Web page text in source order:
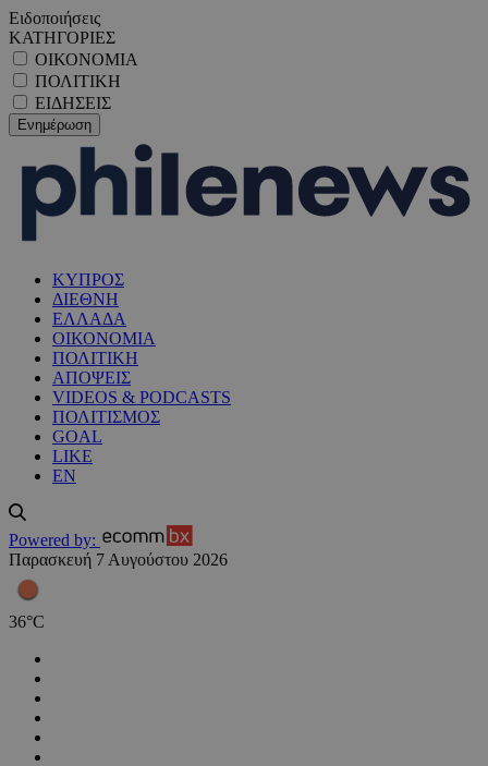
Ειδοποιήσεις
ΚΑΤΗΓΟΡΙΕΣ
ΟΙΚΟΝΟΜΙΑ
ΠΟΛΙΤΙΚΗ
ΕΙΔΗΣΕΙΣ
ΚΥΠΡΟΣ
ΔΙΕΘΝΗ
ΕΛΛΑΔΑ
ΟΙΚΟΝΟΜΙΑ
ΠΟΛΙΤΙΚΗ
ΑΠΟΨΕΙΣ
VIDEOS & PODCASTS
ΠΟΛΙΤΙΣΜΟΣ
GOAL
LIKE
EN
Powered by:
Παρασκευή 7 Αυγούστου 2026
36°C